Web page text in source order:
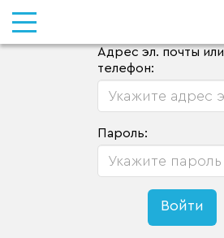
Адрес эл. почты или
телефон:
Пароль: